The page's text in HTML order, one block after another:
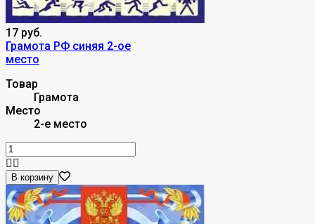
17 руб.
Грамота РФ синяя 2-ое
место
Товар
Грамота
Место
2-е место
В корзину